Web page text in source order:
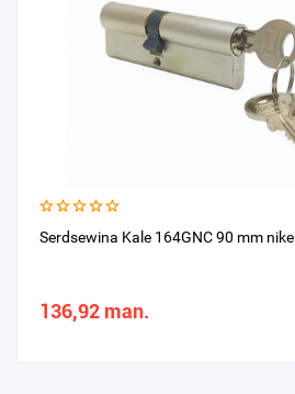
Serdsewina Kale 164GNC 90 mm nikel
136,92 man.